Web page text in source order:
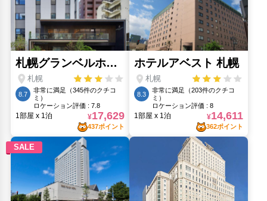
藻岩山(4.82km)